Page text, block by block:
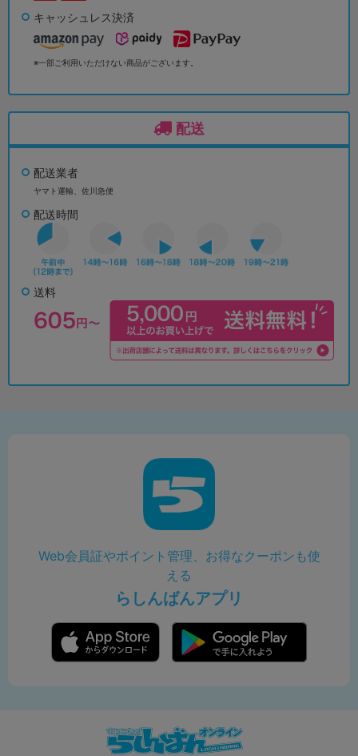
キャッシュレス決済
※一部ご利用いただけない商品がございます。
配送
配送業者
ヤマト運輸、佐川急便
配送時間
送料
Web会員証やポイント管理、お得なクーポンも使
える
らしんばんアプリ